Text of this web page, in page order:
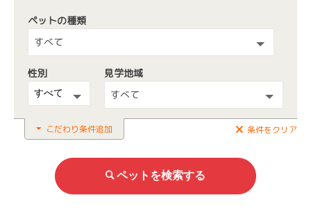
ペットの種類
すべて
性別
見学地域
すべて
こだわり条件追加 条件をクリア